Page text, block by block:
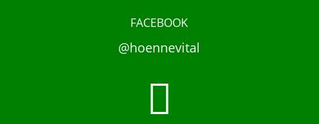
FACEBOOK
@hoennevital
